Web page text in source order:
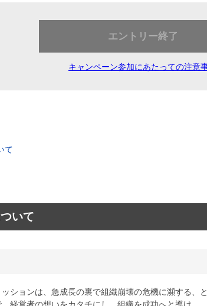
エントリー終了
キャンペーン参加にあたっての注意
て
いて
ションは、急成長の裏で組織崩壊の危機に瀕する、